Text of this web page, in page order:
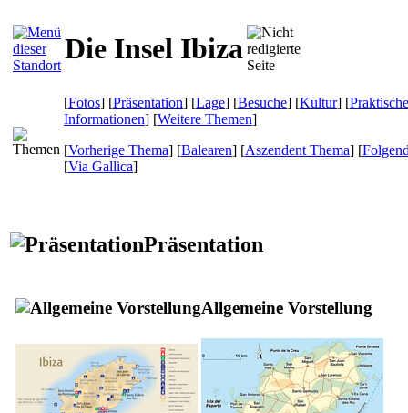
Die Insel Ibiza
[Fotos] [Präsentation] [Lage] [Besuche] [Kultur] [Praktische
Informationen] [Weitere Themen]
[Vorherige Thema] [Balearen] [Aszendent Thema] [
[Via Gallica]
Präsentation
Allgemeine Vorstellung